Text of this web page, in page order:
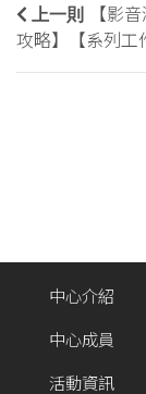
上一則
【影
攻略】【系列工
中心介紹
中心成員
活動資訊